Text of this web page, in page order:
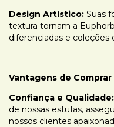
Design Artístico: Suas
textura tornam a
diferenciadas e coleções
Vantagens de
Confiança e Qualidade:
de nossas estufas,
nossos clientes